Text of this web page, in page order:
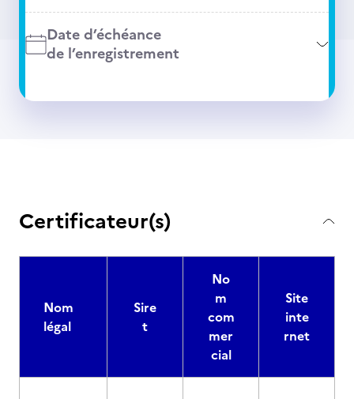
Date d’échéance
de l’enregistrement
Certificateur(s)
Nom
légal
Sire
t
No
m
com
mer
cial
Site
inte
rnet